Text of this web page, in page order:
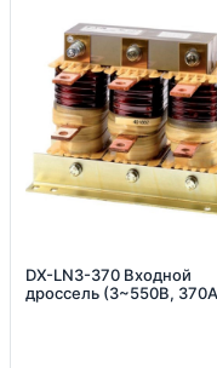
DX-LN3-370 Входной
дроссель (3~550В,